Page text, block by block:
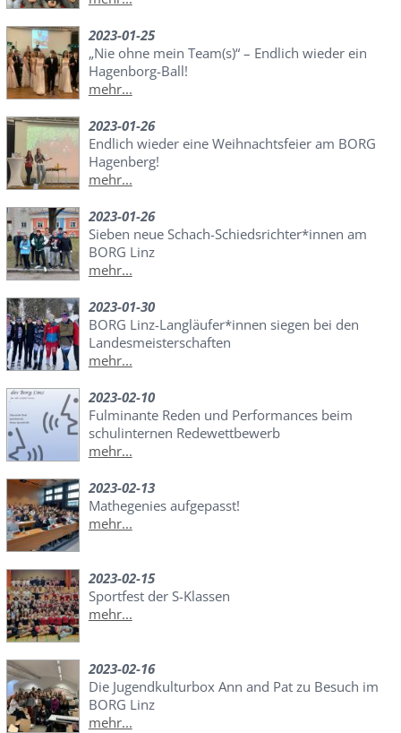
2023-01-25
„Nie ohne mein Team(s)“ – Endlich wieder ein
Hagenborg-Ball!
mehr...
2023-01-26
Endlich wieder eine Weihnachtsfeier am BORG
Hagenberg!
mehr...
2023-01-26
Sieben neue Schach-Schiedsrichter*innen am
BORG Linz
mehr...
2023-01-30
BORG Linz-Langläufer*innen siegen bei den
Landesmeisterschaften
mehr...
2023-02-10
Fulminante Reden und Performances beim
schulinternen Redewettbewerb
mehr...
2023-02-13
Mathegenies aufgepasst!
mehr...
2023-02-15
Sportfest der S-Klassen
mehr...
2023-02-16
Die Jugendkulturbox Ann and Pat zu Besuch im
BORG Linz
mehr...